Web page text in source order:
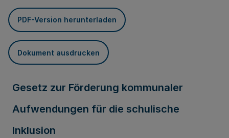
PDF-Version herunterladen
Dokument ausdrucken
Gesetz zur Förderung kommunaler
Aufwendungen für die schulische
Inklusion